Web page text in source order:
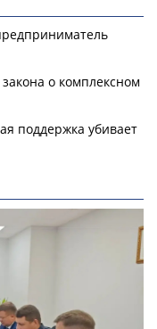
о комплексном
поддержка убивает